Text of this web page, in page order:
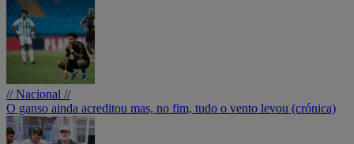
// Nacional //
O ganso ainda acreditou mas, no fim, tudo o vento levou (crónica)